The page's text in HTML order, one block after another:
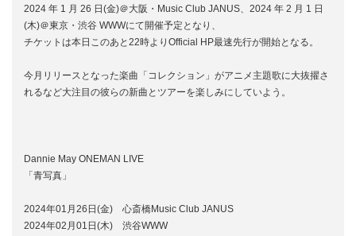
2024 年 1 月 26 日(金)＠大阪・Music Club JANUS、2024 年 2 月 1 日
(木)＠東京・渋谷 WWWにて開催予定となり、
チケットは本日このあと22時よりOfficial HP最速先行が開始となる。
今月リリースとなった楽曲「コレクション」がアニメ主題歌に大抜擢さ
れるなど大注目の彼らの新曲とツアーを楽しみにしていよう。
Dannie May ONEMAN LIVE
「青写真」
2024年01月26日(金) 心斎橋Music Club JANUS
2024年02月01日(木) 渋谷WWW